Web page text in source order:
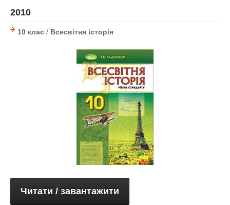
2010
10 клас / Всесвітня історія
Читати / завантажити